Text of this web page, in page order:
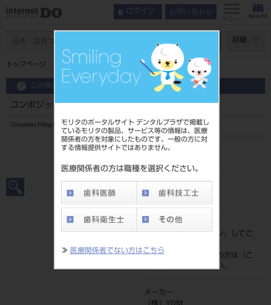
モリタのポータルサイト デンタルプラザで掲載し
ているモリタの製品、サービス等の情報は、医療
関係者の方を対象にしたものです。一般の方に対
する情報提供サイトではありません。
医療関係者の方は職種を選択ください。
≫ 医療関係者でない方はこちら
ログイン お問い合わせ
メニュー
詳細
トップページ コンポジット充填器 ポイント式 3本入 ＃CP3
この商品に関するお問い合わせ
コンポジット充填器 ポイント式 3本入 ＃CP3
Composite Filling Instrument Point System
品目コード
4963931033331
標準価格
価格の確認は『ログイン
』してご
ネット会員登録がまだの方は『
こ
ちら』より登録ください。
メーカー